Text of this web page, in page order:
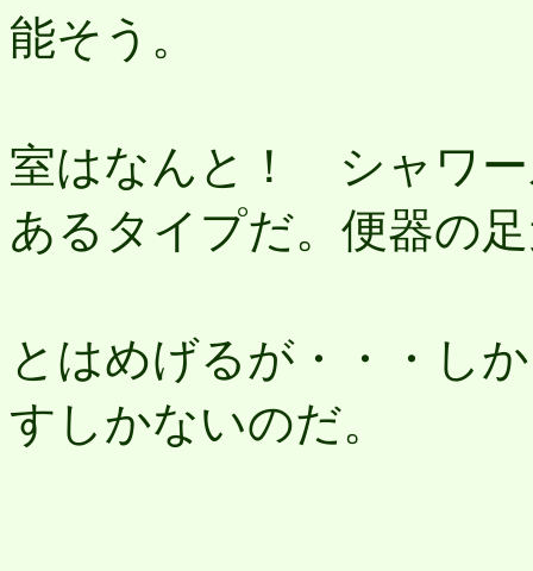
能そう。
室はなんと！ シャワー
あるタイプだ。便器の
とはめげるが・・・し
すしかないのだ。